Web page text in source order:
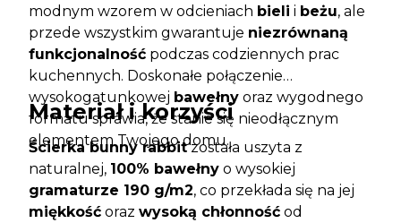
modnym wzorem w odcieniach bieli i beżu, ale
przede wszystkim gwarantuje niezrównaną
funkcjonalność podczas codziennych prac
kuchennych. Doskonałe połączenie
wysokogatunkowej bawełny oraz wygodnego
formatu sprawia, że stanie się nieodłącznym
elementem Twojego domu.
Materiał i korzyści
Ścierka bunny rabbitzostała uszyta z
naturalnej, 100% bawełny o wysokiej
gramaturze 190 g/m2, co przekłada się na jej
miękkość oraz wysoką chłonność od